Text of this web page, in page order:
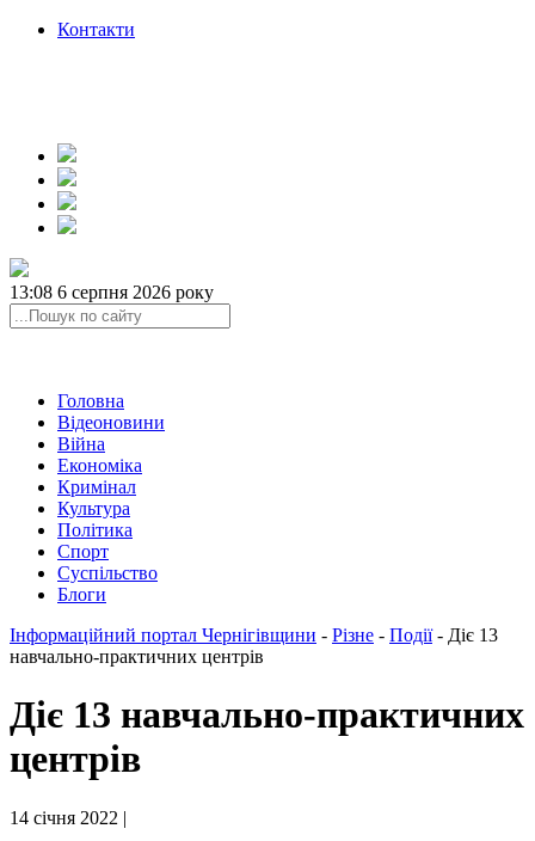
Контакти
13:08 6 серпня 2026 року
Головна
Відеоновини
Війна
Економіка
Кримінал
Культура
Політика
Спорт
Суспільство
Блоги
Інформаційний портал Чернігівщини - Різне - Події- Діє 13
навчально-практичних центрів
Діє 13 навчально-практичних
центрів
14 січня 2022 |